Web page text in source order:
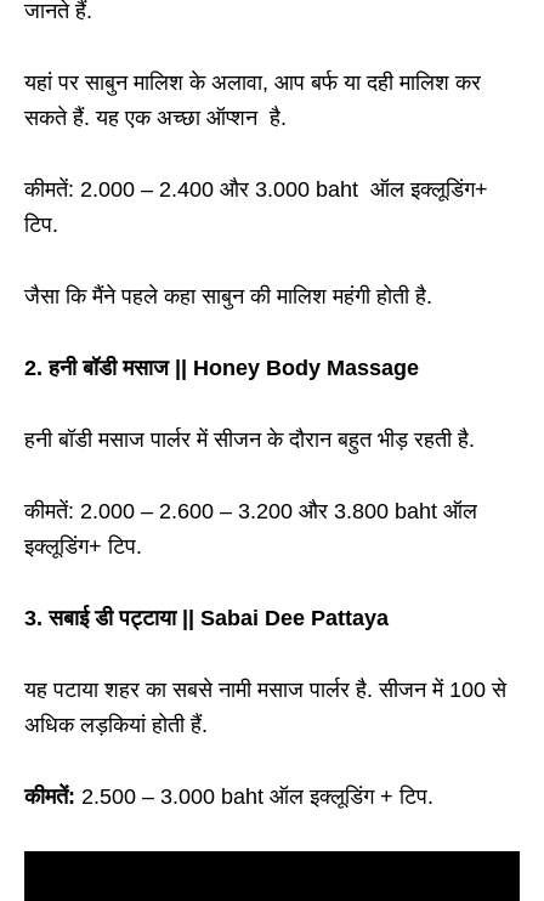
जानते हैं.
यहां पर साबुन मालिश के अलावा, आप बर्फ या दही मालिश कर
सकते हैं. यह एक अच्छा ऑप्शन है.
कीमतें: 2.000 – 2.400 और 3.000 baht ऑल इक्लूडिंग+
टिप.
जैसा कि मैंने पहले कहा साबुन की मालिश महंगी होती है.
2. हनी बॉडी मसाज || Honey Body Massage
हनी बॉडी मसाज पार्लर में सीजन के दौरान बहुत भीड़ रहती है.
कीमतें: 2.000 – 2.600 – 3.200 और 3.800 baht ऑल
इक्लूडिंग+ टिप.
3. सबाई डी पट्टाया || Sabai Dee Pattaya
यह पटाया शहर का सबसे नामी मसाज पार्लर है. सीजन में 100 से
अधिक लड़कियां होती हैं.
कीमतें: 2.500 – 3.000 baht ऑल इक्लूडिंग + टिप.